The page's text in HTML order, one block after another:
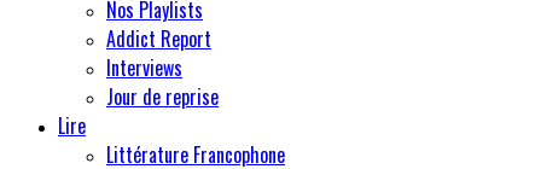
Nos Playlists
Addict Report
Interviews
Jour de reprise
Lire
Littérature Francophone